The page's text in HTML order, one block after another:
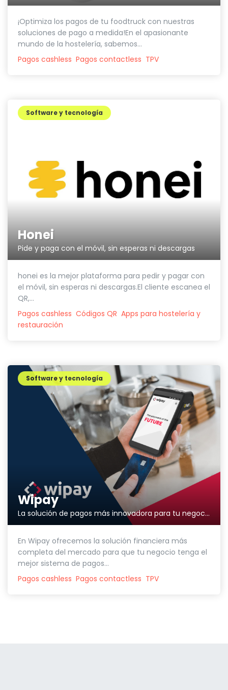
¡Optimiza los pagos de tu foodtruck con nuestras
soluciones de pago a medida!En el apasionante
mundo de la hostelería, sabemos...
Pagos cashless Pagos contactless TPV
Honei
Pide y paga con el móvil, sin esperas ni descargas
Software y tecnología
honei es la mejor plataforma para pedir y pagar con
el móvil, sin esperas ni descargas.El cliente escanea el
QR,...
Pagos cashless Códigos QR Apps para hostelería y
restauración
Wipay
La solución de pagos más innovadora para tu negocio
Software y tecnología
En Wipay ofrecemos la solución financiera más
completa del mercado para que tu negocio tenga el
mejor sistema de pagos...
Pagos cashless Pagos contactless TPV